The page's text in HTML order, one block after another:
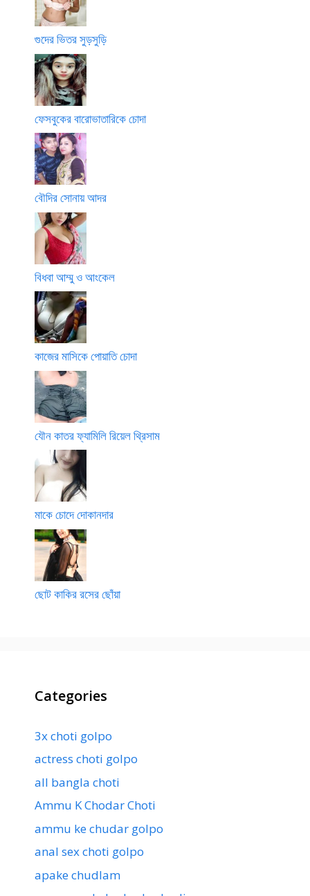
গুদের ভিতর সুড়সুড়ি
ফেসবুকের বারোভাতারিকে চোদা
বৌদির সোনায় আদর
বিধবা আম্মু ও আংকেল
কাজের মাসিকে পোয়াতি চোদা
যৌন কাতর ফ্যামিলি রিয়েল থ্রিসাম
মাকে চোদে দোকানদার
ছোট কাকির রসের ছোঁয়া
Categories
3x choti golpo
actress choti golpo
all bangla choti
Ammu K Chodar Choti
ammu ke chudar golpo
anal sex choti golpo
apake chudlam